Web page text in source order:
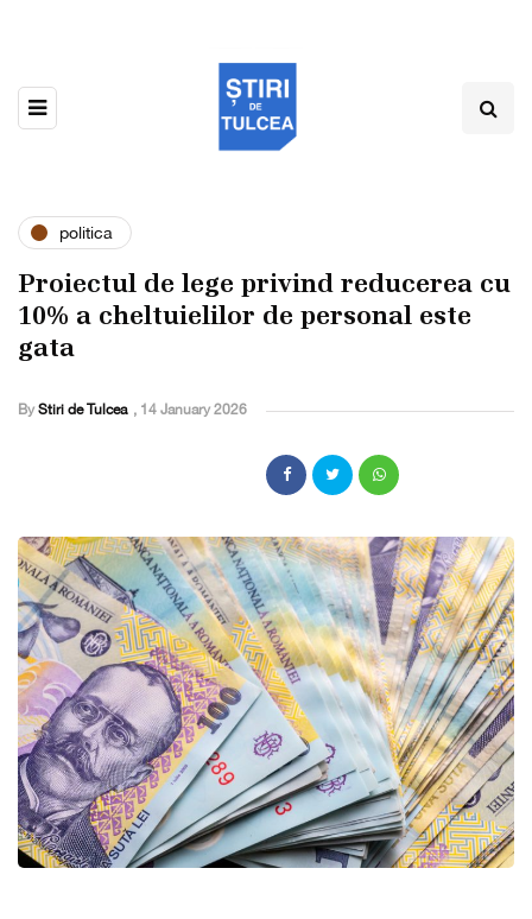
politica
Proiectul de lege privind reducerea cu
10% a cheltuielilor de personal este
gata
By Stiri de Tulcea , 14 January 2026